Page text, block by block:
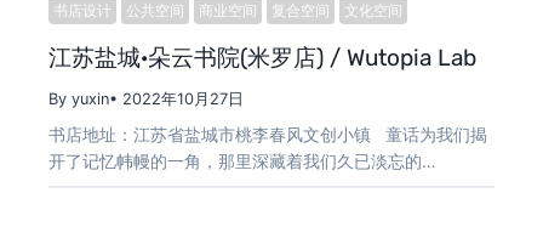
书店设计 公共空间 商业空间 复合空间 文化空间
江苏盐城·朵云书院(米罗店) / Wutopia Lab
By yuxin• 2022年10月27日
书店地址：江苏省盐城市桃李春风文创小镇 童话为我们揭
开了记忆帏幔的一角，那里深藏着我们久已淡忘的…